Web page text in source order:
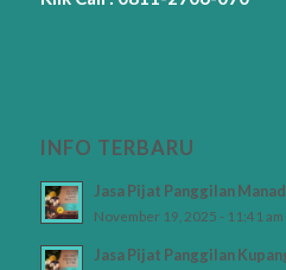
INFO TERBARU
Jasa Pijat Panggilan
November 19, 2025 - 11:41 am
Jasa Pijat Panggilan